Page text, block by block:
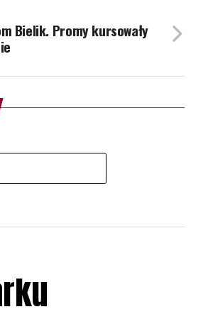
Bielik. Promy kursowały